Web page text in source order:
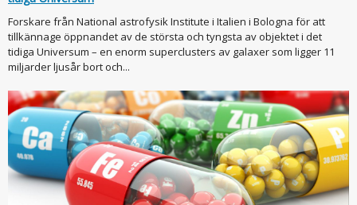
Forskare från National astrofysik Institute i Italien i Bologna för att
tillkännage öppnandet av de största och tyngsta av objektet i det
tidiga Universum – en enorm superclusters av galaxer som ligger 11
miljarder ljusår bort och...